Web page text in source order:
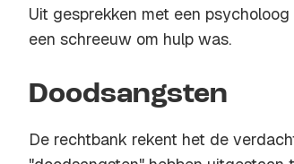
Uit gesprekken met een
een schreeuw om hulp was.
Doodsangsten
De rechtbank rekent het de